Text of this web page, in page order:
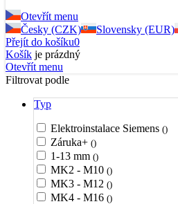
Otevřít menu
Česky (CZK)
Slovensky (EUR)
Přejít do košíku0
Košík je prázdný
Otevřít menu
Filtrovat podle
Typ
Elektroinstalace Siemens ()
Záruka+ ()
1-13 mm ()
MK2 - M10 ()
MK3 - M12 ()
MK4 - M16 ()